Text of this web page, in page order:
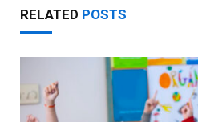
RELATED POSTS